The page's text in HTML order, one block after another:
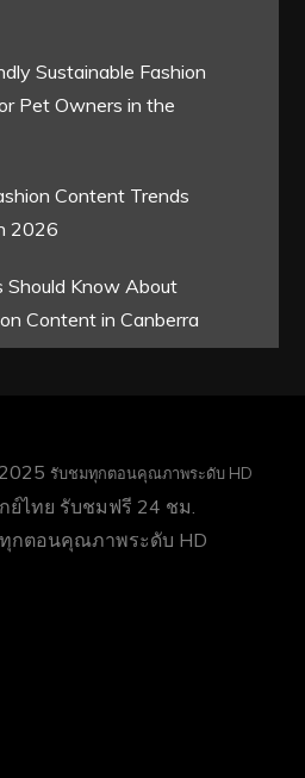
Sustainable Fashion
Pet Owners in the
Content Trends
2026
Should Know About
Content in Canberra
รับชมทุกตอนคุณภาพระดับ HD
ย์ไทย รับชมฟรี 24 ชม.
กตอนคุณภาพระดับ HD